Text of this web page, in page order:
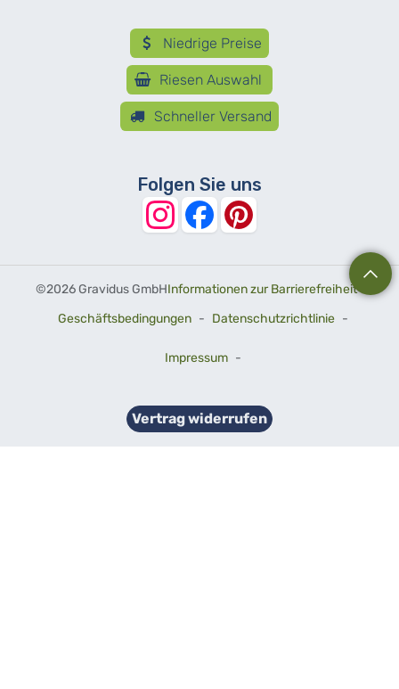
Niedrige Preise
Riesen Auswahl
Schneller Versand
Folgen Sie uns
©2026 Gravidus GmbHInformationen zur Barrierefreiheit-
Geschäftsbedingungen - Datenschutzrichtlinie -
Impressum -
Vertrag widerrufen